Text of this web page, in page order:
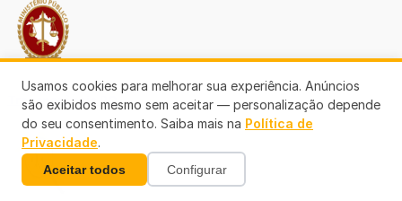
Transparência RO
Usamos cookies para melhorar sua experiência. Anúncios
são exibidos mesmo sem aceitar — personalização depende
do seu consentimento. Saiba mais na Política de
Privacidade.
Aceitar todos Configurar